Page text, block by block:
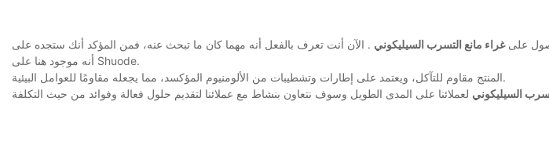
علىغراء مانع التسرب السيليكوني . الآن أنت تعرف بالفعل أنه مهما كان ما تبحث عنه، فمن المؤكد أنك ستجده على Shuode. نحن نضمن
أنه موجود هنا على Shuode.
المنتج مقاوم للتآكل، ويعتمد على إطارات وتشطيبات من الألومنيوم المؤكسد، مما يجعله مقاومًا للعوامل البيئية.
السيليكوني